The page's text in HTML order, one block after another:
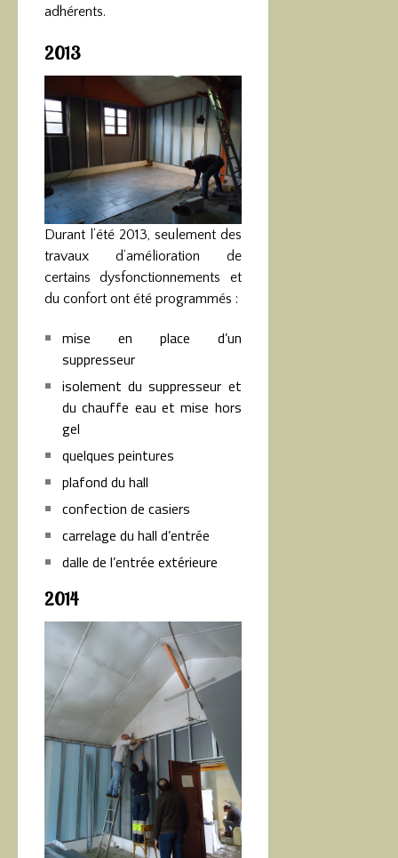
adhérents.
2013
Durant l’été 2013, seulement des
travaux d’amélioration de
certains dysfonctionnements et
du confort ont été programmés :
mise en place d’un
suppresseur
isolement du suppresseur et
du chauffe eau et mise hors
gel
quelques peintures
plafond du hall
confection de casiers
carrelage du hall d’entrée
dalle de l’entrée extérieure
2014